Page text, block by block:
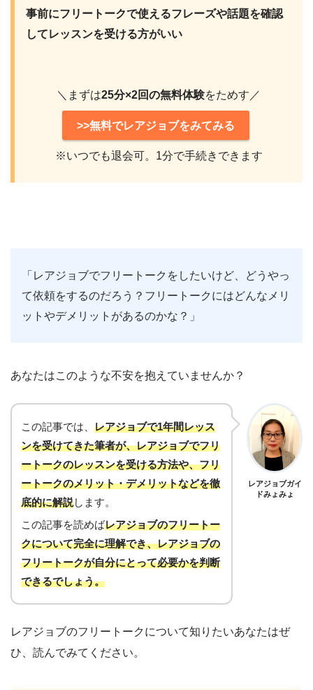
事前にフリートークで使えるフレーズや話題を確認
してレッスンを受ける方がいい
＼まずは25分×2回の無料体験をためす／
>>無料でレアジョブをみてみる
※いつでも退会可。1分で手続きできます
「レアジョブでフリートークをしたいけど、どうやっ
て依頼をするのだろう？フリートークにはどんなメリ
ットやデメリットがあるのかな？」
あなたはこのような不安を抱えていませんか？
この記事では、 レアジョブで1年間レッス
ンを受けてきた筆者が、レアジョブでフリ
ートークのレッスンを受ける方法や、フリ
ートークのメリット・デメリットなどを徹
底的に解説します。
この記事を読めばレアジョブのフリートー
クについて完全に理解でき、レアジョブの
フリートークが自分にとって必要かを判断
できるでしょう。
レアジョブガイ
ドみょみょ
レアジョブのフリートークについて知りたいあなたはぜ
ひ、読んでみてください。